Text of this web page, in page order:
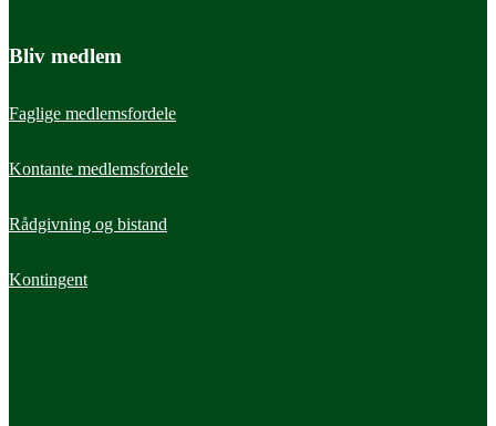
Bliv medlem
Faglige medlemsfordele
Kontante medlemsfordele
Rådgivning og bistand
Kontingent